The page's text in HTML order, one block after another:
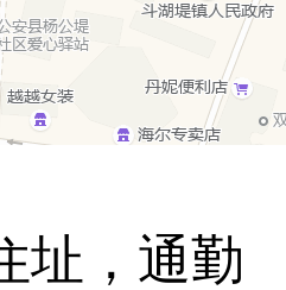
址，通勤